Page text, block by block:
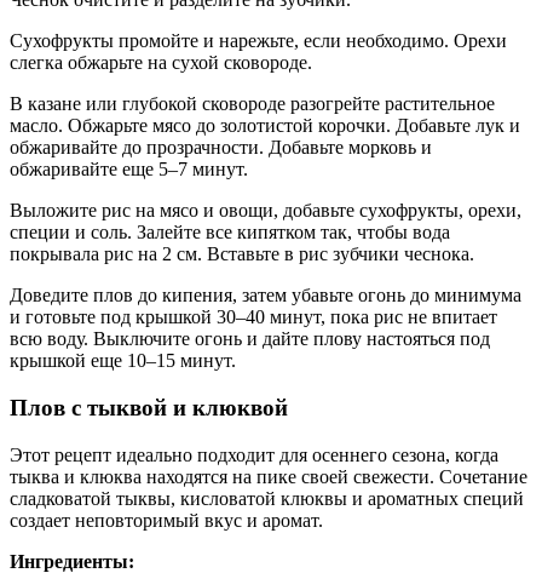
Сухофрукты промойте и нарежьте, если необходимо. Орехи
слегка обжарьте на сухой сковороде.
В казане или глубокой сковороде разогрейте растительное
масло. Обжарьте мясо до золотистой корочки. Добавьте лук и
обжаривайте до прозрачности. Добавьте морковь и
обжаривайте еще 5–7 минут.
Выложите рис на мясо и овощи, добавьте сухофрукты, орехи,
специи и соль. Залейте все кипятком так, чтобы вода
покрывала рис на 2 см. Вставьте в рис зубчики чеснока.
Доведите плов до кипения, затем убавьте огонь до минимума
и готовьте под крышкой 30–40 минут, пока рис не впитает
всю воду. Выключите огонь и дайте плову настояться под
крышкой еще 10–15 минут.
Плов с тыквой и клюквой
Этот рецепт идеально подходит для осеннего сезона, когда
тыква и клюква находятся на пике своей свежести. Сочетание
сладковатой тыквы, кисловатой клюквы и ароматных специй
создает неповторимый вкус и аромат.
Ингредиенты: